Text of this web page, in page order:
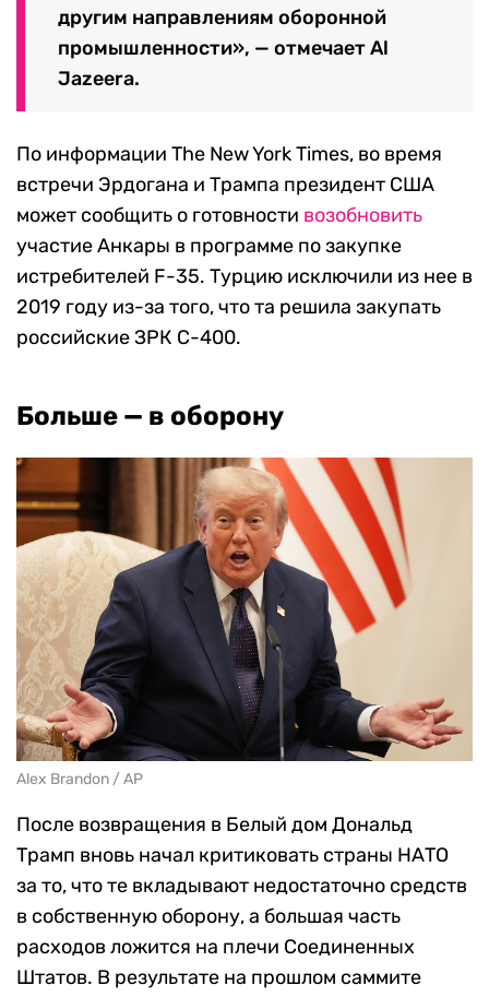
другим направлениям оборонной
промышленности», — отмечает Al
Jazeera.
По информации The New York Times, во время
встречи Эрдогана и Трампа президент США
может сообщить о готовности возобновить
участие Анкары в программе по закупке
истребителей F-35. Турцию исключили из нее в
2019 году из-за того, что та решила закупать
российские ЗРК С-400.
Больше — в оборону
Alex Brandon / AP
После возвращения в Белый дом Дональд
Трамп вновь начал критиковать страны НАТО
за то, что те вкладывают недостаточно средств
в собственную оборону, а большая часть
расходов ложится на плечи Соединенных
Штатов. В результате на прошлом саммите